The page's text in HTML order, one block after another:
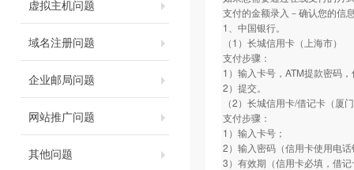
虚拟主机问题
域名注册问题
企业邮局问题
网站推广问题
其他问题
支付的金额录入－确认您的信
1、中国银行。
（1）长城信用卡（上海市）
支付步骤：
1）输入卡号，ATM提款密码
2）提交。
（2）长城信用卡/借记卡（厦
支付步骤：
1）输入卡号；
2）输入密码（信用卡使用电
3）有效期（信用卡必填，借